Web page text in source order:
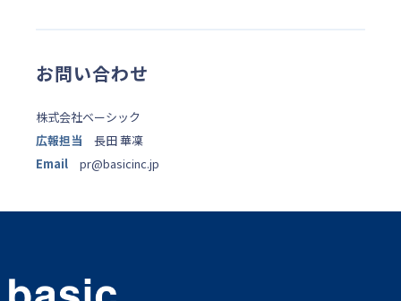
お問い合わせ
株式会社ベーシック
広報担当 長田 華凜
Email pr@basicinc.jp